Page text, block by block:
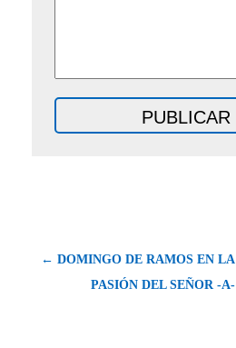
← DOMINGO DE RAMOS EN LA
PASIÓN DEL SEÑOR -A-